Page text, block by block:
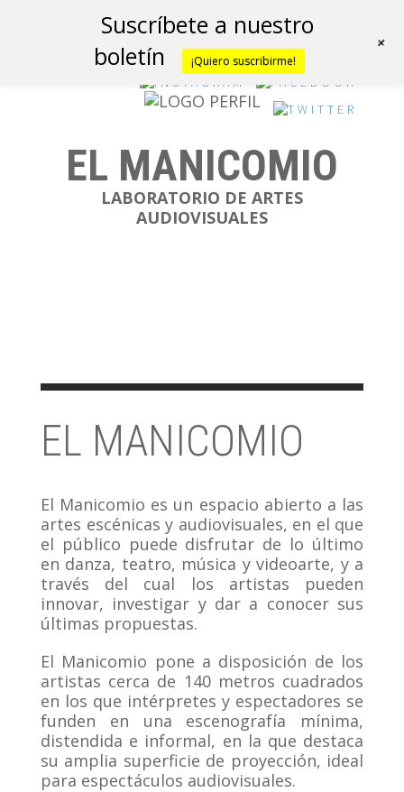
EL MANICOMIO
LABORATORIO DE ARTES
AUDIOVISUALES
EL MANICOMIO
El Manicomio es un espacio abierto a las
artes escénicas y audiovisuales, en el que
el público puede disfrutar de lo último
en danza, teatro, música y videoarte, y a
través del cual los artistas pueden
innovar, investigar y dar a conocer sus
últimas propuestas.
El Manicomio pone a disposición de los
artistas cerca de 140 metros cuadrados
en los que intérpretes y espectadores se
funden en una escenografía mínima,
distendida e informal, en la que destaca
su amplia superficie de proyección, ideal
para espectáculos audiovisuales.
Suscríbete a nuestro
boletín
¡Quiero suscribirme!
+